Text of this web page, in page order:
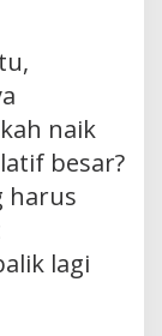
naik
besar?
harus
lagi